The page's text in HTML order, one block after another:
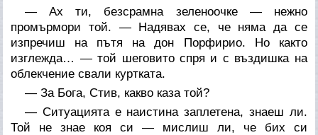
— Ах ти, безсрамна зеленоочке — нежно
промърмори той. — Надявах се, че няма да се
изпречиш на пътя на дон Порфирио. Но както
изглежда… — той шеговито спря и с въздишка на
облекчение свали куртката.
— За Бога, Стив, какво каза той?
— Ситуацията е наистина заплетена, знаеш ли.
Той не знае коя си — мислиш ли, че бих си